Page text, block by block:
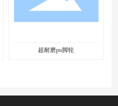
超耐磨pu脚轮